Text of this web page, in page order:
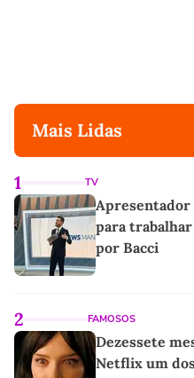
Mais Lidas
1 TV
Apresentador
para
por Bacci
2 FAMOSOS
Dezessete
Netflix um